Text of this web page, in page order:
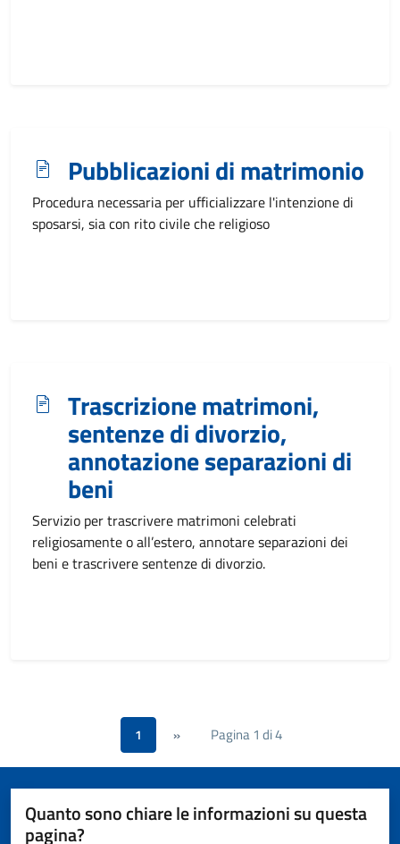
Pubblicazioni di matrimonio
Procedura necessaria per ufficializzare l'intenzione di
sposarsi, sia con rito civile che religioso
Trascrizione matrimoni,
sentenze di divorzio,
annotazione separazioni di
beni
Servizio per trascrivere matrimoni celebrati
religiosamente o all’estero, annotare separazioni dei
beni e trascrivere sentenze di divorzio.
1 » Pagina 1 di 4
Quanto sono chiare le informazioni su questa
pagina?